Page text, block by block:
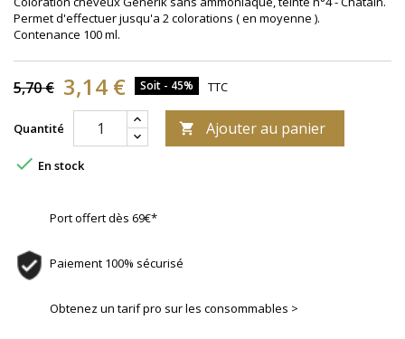
Permet d'effectuer jusqu'a 2 colorations ( en moyenne ).
Contenance 100 ml.
5,70 € 3,14 € Soit - 45% TTC
Quantité  Ajouter au panier
 En stock
Port offert dès 69€*
Paiement 100% sécurisé
Obtenez un tarif pro sur les consommables >